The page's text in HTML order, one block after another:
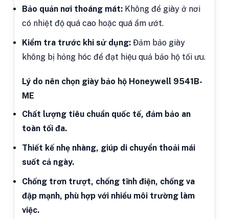
Bảo quản nơi thoáng mát: Không để giày ở nơi
có nhiệt độ quá cao hoặc quá ẩm ướt.
Kiểm tra trước khi sử dụng: Đảm bảo giày
không bị hỏng hóc để đạt hiệu quả bảo hộ tối ưu.
Lý do nên chọn giày bảo hộ Honeywell 9541B-
ME
Chất lượng tiêu chuẩn quốc tế, đảm bảo an
toàn tối đa.
Thiết kế nhẹ nhàng, giúp di chuyển thoải mái
suốt cả ngày.
Chống trơn trượt, chống tĩnh điện, chống va
đập mạnh, phù hợp với nhiều môi trường làm
việc.